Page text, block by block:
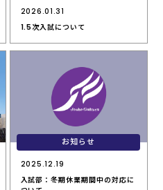
2026.01.31
1.5次入試について
2025.12.19
お知らせ
入試部：冬期休業期間中の対応に